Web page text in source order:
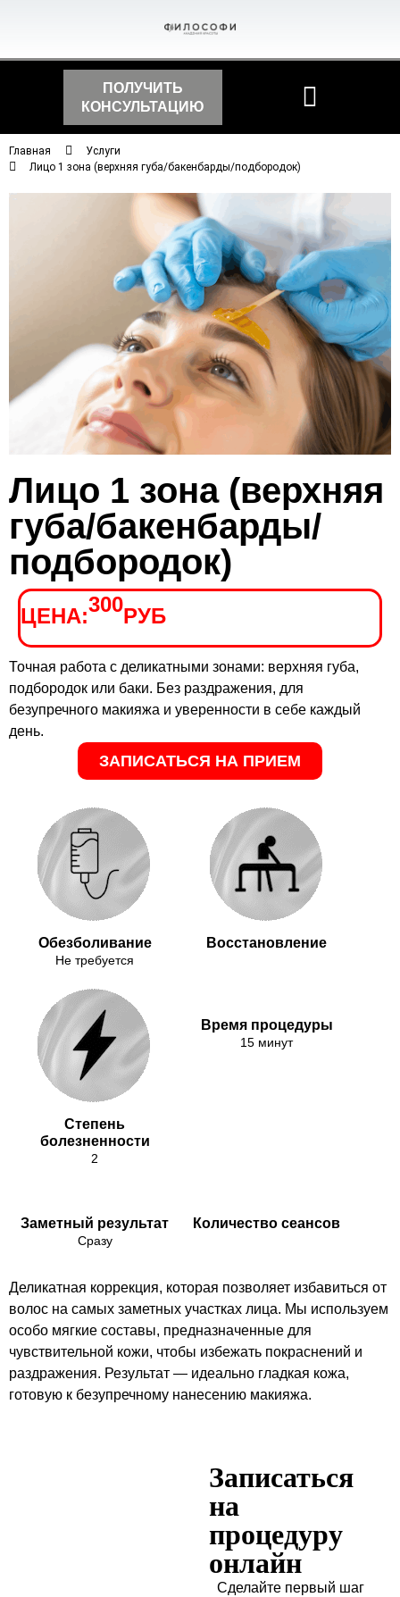
ПОЛУЧИТЬ
КОНСУЛЬТАЦИЮ
Главная
Услуги
Лицо 1 зона (верхняя губа/бакенбарды/подбородок)
Лицо 1 зона (верхняя
губа/бакенбарды/
подбородок)
ЦЕНА:300РУБ
Точная работа с деликатными зонами: верхняя губа,
подбородок или баки. Без раздражения, для
безупречного макияжа и уверенности в себе каждый
день.
ЗАПИСАТЬСЯ НА ПРИЕМ
Обезболивание
Не требуется
Восстановление
Степень
болезненности
2
Время процедуры
15 минут
Заметный результат
Сразу
Количество сеансов
Деликатная коррекция, которая позволяет избавиться от
волос на самых заметных участках лица. Мы используем
особо мягкие составы, предназначенные для
чувствительной кожи, чтобы избежать покраснений и
раздражения. Результат — идеально гладкая кожа,
готовую к безупречному нанесению макияжа.
Записаться
на
процедуру
онлайн
Сделайте первый шаг